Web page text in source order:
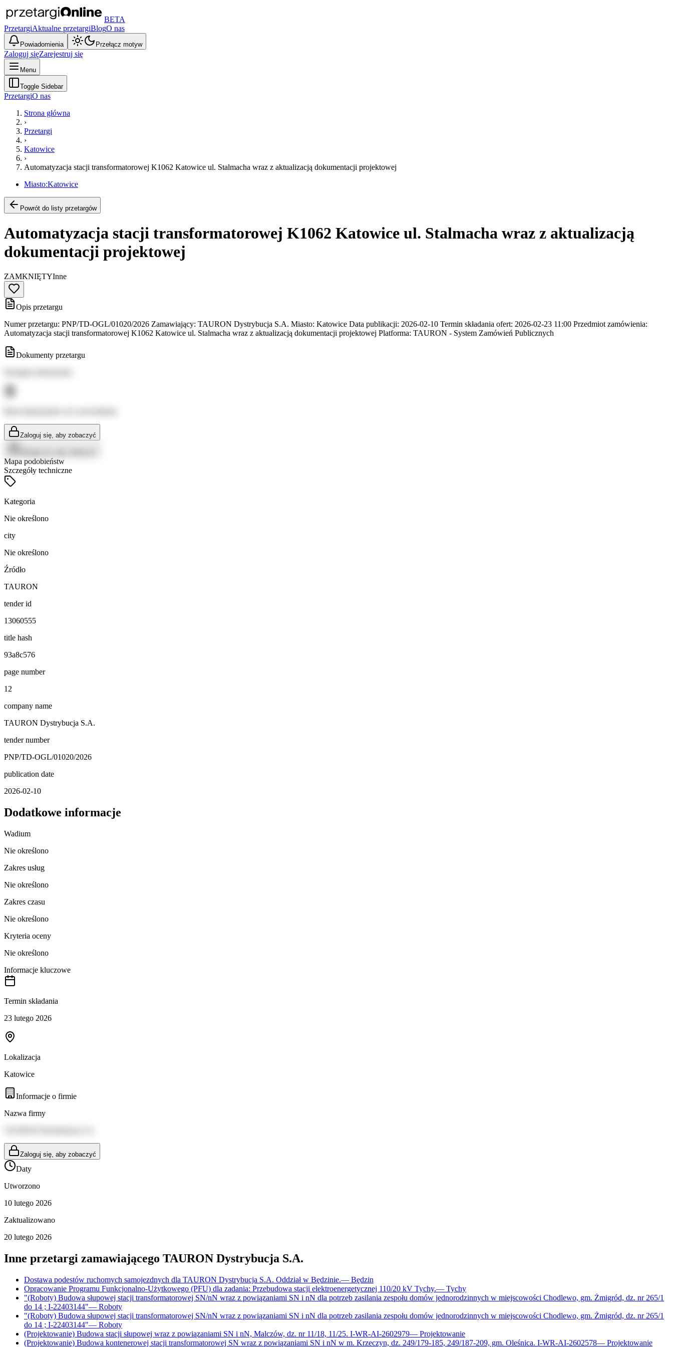
BETA
PrzetargiAktualne przetargiBlogO nas
Powiadomienia Przełącz motyw
Zaloguj sięZarejestruj się
Menu
Toggle Sidebar
PrzetargiO nas
Strona główna
›
Przetargi
›
Katowice
›
Automatyzacja stacji transformatorowej K1062 Katowice ul. Stalmacha wraz z aktualizacją dokumentacji projektowej
Miasto:Katowice
Powrót do listy przetargów
Automatyzacja stacji transformatorowej K1062 Katowice ul. Stalmacha wraz z aktualizacją
dokumentacji projektowej
ZAMKNIĘTYInne
Opis przetargu
Numer przetargu: PNP/TD-OGL/01020/2026 Zamawiający: TAURON Dystrybucja S.A. Miasto: Katowice Data publikacji: 2026-02-10 Termin składania ofert: 2026-02-23 11:00 Przedmiot zamówienia:
Automatyzacja stacji transformatorowej K1062 Katowice ul. Stalmacha wraz z aktualizacją dokumentacji projektowej Platforma: TAURON - System Zamówień Publicznych
Dokumenty przetargu
Zaloguj się, aby zobaczyć
Mapa podobieństw
Szczegóły techniczne
Kategoria
Nie określono
city
Nie określono
Źródło
TAURON
tender id
13060555
title hash
93a8c576
page number
12
company name
TAURON Dystrybucja S.A.
tender number
PNP/TD-OGL/01020/2026
publication date
2026-02-10
Dodatkowe informacje
Wadium
Nie określono
Zakres usług
Nie określono
Zakres czasu
Nie określono
Kryteria oceny
Nie określono
Informacje kluczowe
Termin składania
23 lutego 2026
Lokalizacja
Katowice
Informacje o firmie
Nazwa firmy
Zaloguj się, aby zobaczyć
Daty
Utworzono
10 lutego 2026
Zaktualizowano
20 lutego 2026
Inne przetargi zamawiającego TAURON Dystrybucja S.A.
Dostawa podestów ruchomych samojezdnych dla TAURON Dystrybucja S.A. Oddział w Będzinie.— Będzin
Opracowanie Programu Funkcjonalno-Użytkowego (PFU) dla zadania: Przebudowa stacji elektroenergetycznej 110/20 kV Tychy.— Tychy
"(Roboty) Budowa słupowej stacji transformatorowej SN/nN wraz z powiązaniami SN i nN dla potrzeb zasilania zespołu domów jednorodzinnych w miejscowości Chodlewo, gm. Żmigród, dz. nr 265/1
do 14 ; I-22403144"— Roboty
"(Roboty) Budowa słupowej stacji transformatorowej SN/nN wraz z powiązaniami SN i nN dla potrzeb zasilania zespołu domów jednorodzinnych w miejscowości Chodlewo, gm. Żmigród, dz. nr 265/1
do 14 ; I-22403144"— Roboty
(Projektowanie) Budowa stacji słupowej wraz z powiązaniami SN i nN, Malczów, dz. nr 11/18, 11/25. I-WR-AI-2602979— Projektowanie
(Projektowanie) Budowa kontenerowej stacji transformatorowej SN wraz z powiązaniami SN i nN w m. Krzeczyn, dz. 249/179-185, 249/187-209, gm. Oleśnica. I-WR-AI-2602578— Projektowanie